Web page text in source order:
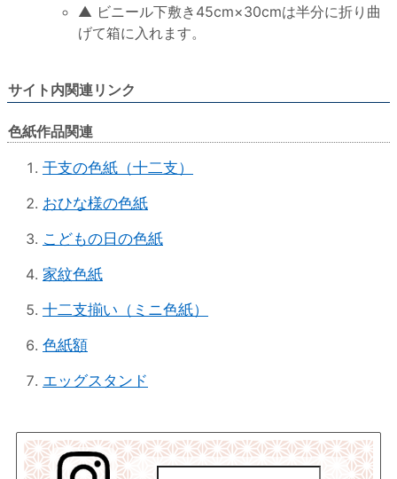
▲ ビニール下敷き45cm×30cmは半分に折り曲
げて箱に入れます。
サイト内関連リンク
色紙作品関連
干支の色紙（十二支）
おひな様の色紙
こどもの日の色紙
家紋色紙
十二支揃い（ミニ色紙）
色紙額
エッグスタンド